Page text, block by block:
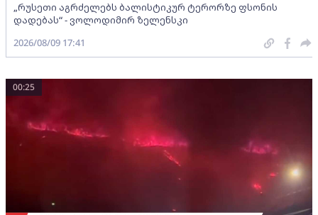
„რუსეთი აგრძელებს ბალისტიკურ ტერორზე ფსონის
დადებას“ - ვოლოდიმირ ზელენსკი
2026/08/09 17:41
00:25